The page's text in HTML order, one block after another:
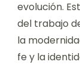
evolución.
del trabajo
la
fe y la